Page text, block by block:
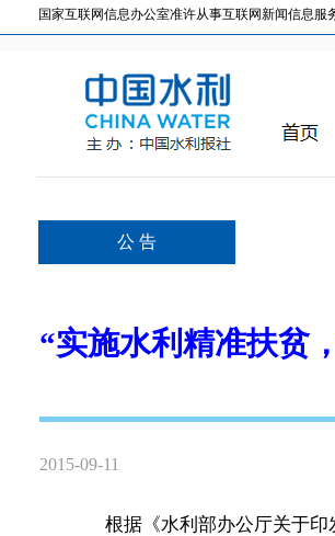
国家互联网信息办公室准许从事互联网新闻信息服
公 告
“实施水利精准扶贫
2015-09-11
根据《水利部办公厅关于印